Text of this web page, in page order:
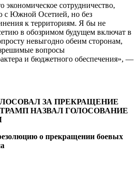
экономическое сотрудничество,
с Южной Осетией, но без
к территориям. Я бы не
в обозримом будущем включат в
невыгодно обеим сторонам,
вопросы
и бюджетного обеспечения», —
ЗА ПРЕКРАЩЕНИЕ
НАЗВАЛ ГОЛОСОВАНИЕ
о прекращении боевых